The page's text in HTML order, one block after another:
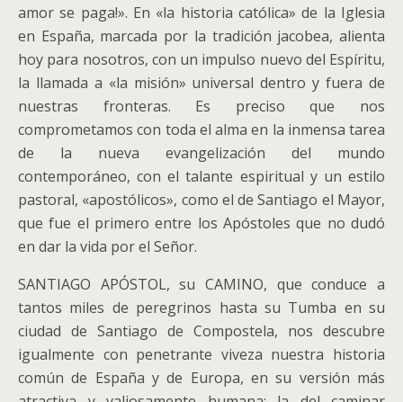
amor se paga!». En «la historia católica» de la Iglesia
en España, marcada por la tradición jacobea, alienta
hoy para nosotros, con un impulso nuevo del Espíritu,
la llamada a «la misión» universal dentro y fuera de
nuestras fronteras. Es preciso que nos
comprometamos con toda el alma en la inmensa tarea
de la nueva evangelización del mundo
contemporáneo, con el talante espiritual y un estilo
pastoral, «apostólicos», como el de Santiago el Mayor,
que fue el primero entre los Apóstoles que no dudó
en dar la vida por el Señor.
SANTIAGO APÓSTOL, su CAMINO, que conduce a
tantos miles de peregrinos hasta su Tumba en su
ciudad de Santiago de Compostela, nos descubre
igualmente con penetrante viveza nuestra historia
común de España y de Europa, en su versión más